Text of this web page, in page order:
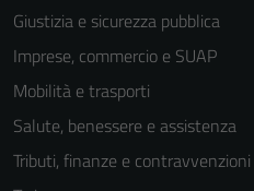
Giustizia e sicurezza pubblica
Imprese, commercio e SUAP
Mobilità e trasporti
Salute, benessere e assistenza
Tributi, finanze e contravvenzioni